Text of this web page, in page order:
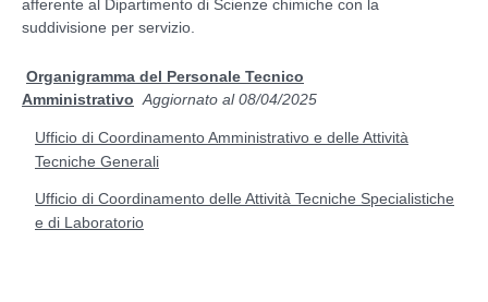
Ufficio di Coordinamento delle Attività Tecniche Specialistiche e di Laboratorio
afferente al Dipartimento di Scienze chimiche con la
suddivisione per servizio.
Organigramma del Personale Tecnico
Amministrativo Aggiornato al 08/04/2025
Ufficio di Coordinamento Amministrativo e delle Attività
Tecniche Generali
Ufficio di Coordinamento delle Attività Tecniche Specialistiche
e di Laboratorio